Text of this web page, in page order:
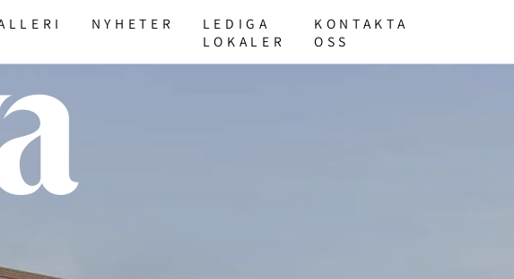
NYHETER
LEDIGA
LOKALER
KONTAKTA
OSS